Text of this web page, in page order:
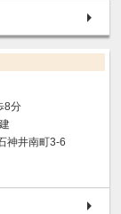
8分
神井南町3-6